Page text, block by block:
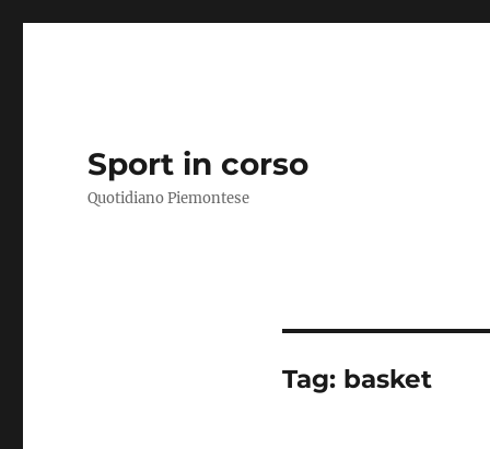
Sport in corso
Quotidiano Piemontese
Tag: basket